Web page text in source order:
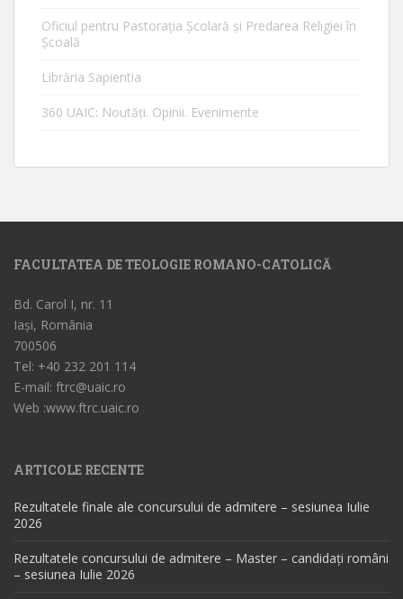
Oficiul pentru Pastorația Școlară și Predarea Religiei în
Școală
Librăria Sapientia
360 UAIC: Noutăţi. Opinii. Evenimente
FACULTATEA DE TEOLOGIE ROMANO-CATOLICĂ
Bd. Carol I, nr. 11
Iași, România
700506
Tel: +40 232 201 114
E-mail: ftrc@uaic.ro
Web :www.ftrc.uaic.ro
ARTICOLE RECENTE
Rezultatele finale ale concursului de admitere – sesiunea Iulie
2026
Rezultatele concursului de admitere – Master – candidați români
– sesiunea Iulie 2026